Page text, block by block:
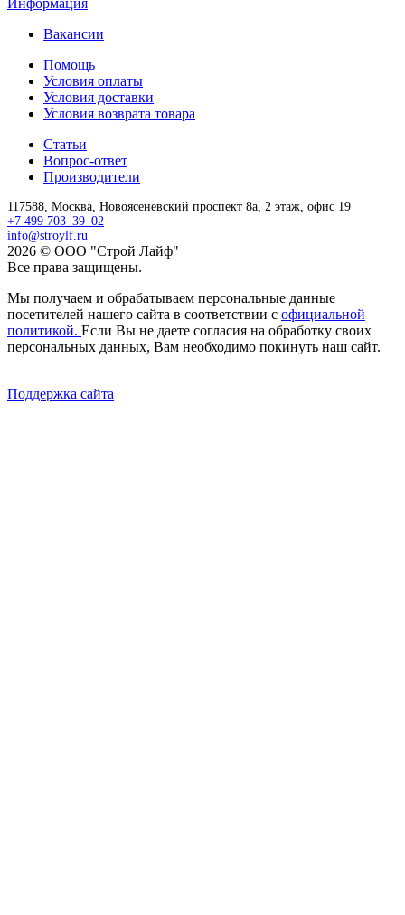
Информация
Вакансии
Помощь
Условия оплаты
Условия доставки
Условия возврата товара
Статьи
Вопрос-ответ
Производители
117588, Москва, Новоясеневский проспект 8а, 2 этаж, офис 19
+7 499 703–39–02
info@stroylf.ru
2026 © ООО "Строй Лайф"
Все права защищены.
Мы получаем и обрабатываем персональные данные
посетителей нашего сайта в соответствии с официальной
политикой. Если Вы не даете согласия на обработку своих
персональных данных, Вам необходимо покинуть наш сайт.
Поддержка сайта